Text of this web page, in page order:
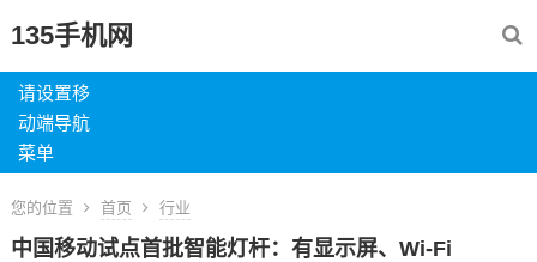
135手机网
请设置移
动端导航
菜单
您的位置 首页 行业
中国移动试点首批智能灯杆：有显示屏、Wi-Fi